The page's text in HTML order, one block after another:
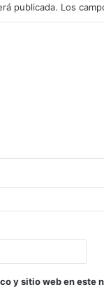
publicada. Los
y sitio web en este